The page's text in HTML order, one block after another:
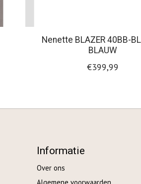
Nenette BLAZER 40BB-
BLAUW
€399,99
Informatie
Over ons
Algemene voorwaarden